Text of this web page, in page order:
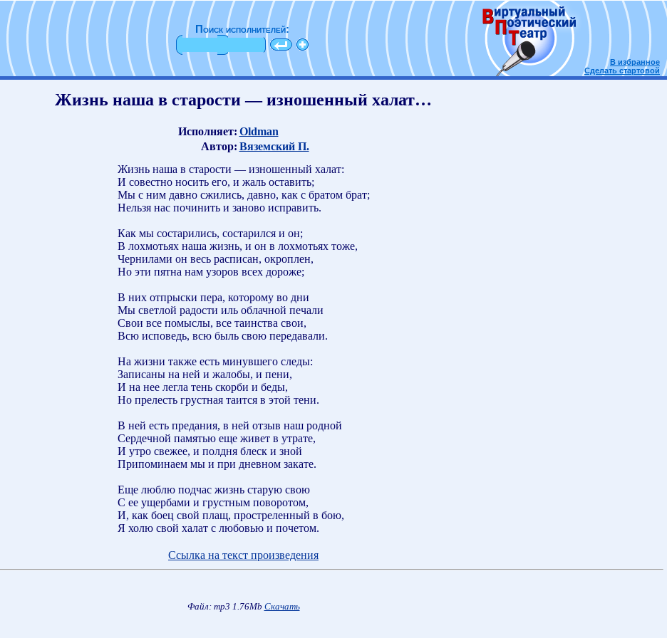
Поиск исполнителей:
В избранное
Сделать стартовой
Жизнь наша в старости — изношенный халат…
Исполняет: Oldman
Автор: Вяземский П.
Жизнь наша в старости — изношенный халат:
И совестно носить его, и жаль оставить;
Мы с ним давно сжились, давно, как с братом брат;
Нельзя нас починить и заново исправить.
Как мы состарились, состарился и он;
В лохмотьях наша жизнь, и он в лохмотьях тоже,
Чернилами он весь расписан, окроплен,
Но эти пятна нам узоров всех дороже;
В них отпрыски пера, которому во дни
Мы светлой радости иль облачной печали
Свои все помыслы, все таинства свои,
Всю исповедь, всю быль свою передавали.
На жизни также есть минувшего следы:
Записаны на ней и жалобы, и пени,
И на нее легла тень скорби и беды,
Но прелесть грустная таится в этой тени.
В ней есть предания, в ней отзыв наш родной
Сердечной памятью еще живет в утрате,
И утро свежее, и полдня блеск и зной
Припоминаем мы и при дневном закате.
Еще люблю подчас жизнь старую свою
С ее ущербами и грустным поворотом,
И, как боец свой плащ, простреленный в бою,
Я холю свой халат с любовью и почетом.
Ссылка на текст произведения
Файл: mp3 1.76Mb Скачать